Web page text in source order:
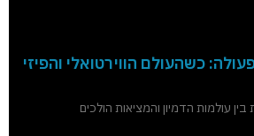
כשהעולם הווירטואלי והפיזי
עולמות הדמיון והמציאות הולכים